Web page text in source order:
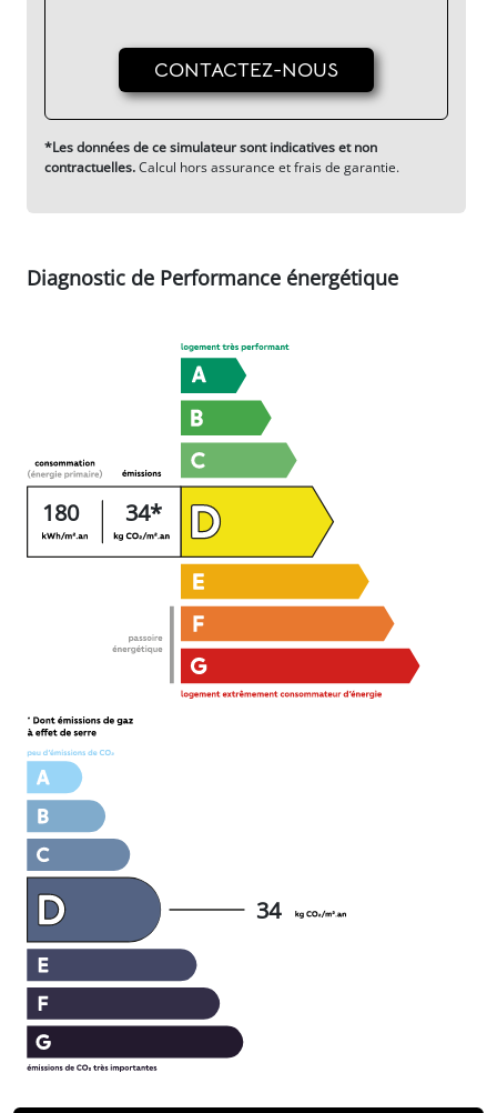
CONTACTEZ-NOUS
*Les données de ce simulateur sont indicatives et non
contractuelles.Calcul hors assurance et frais de garantie.
Diagnostic de Performance énergétique
180 34*
34